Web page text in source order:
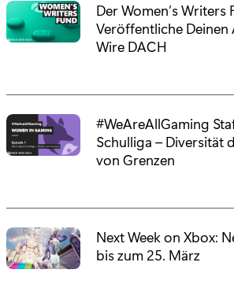
i
e
Der Women’s Writers
Veröffentliche Deinen
Wire DACH
#WeAreAllGaming
Schulliga – Diversität
von Grenzen
Next Week on Xbox:
bis zum 25. März